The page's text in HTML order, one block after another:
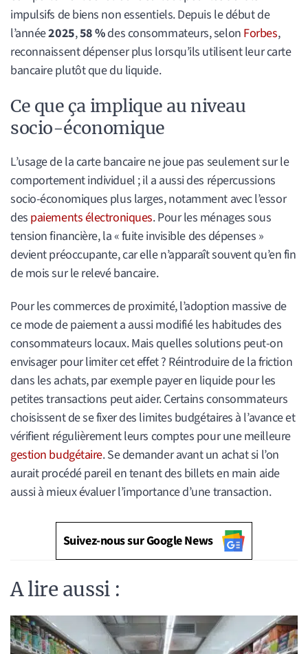
impulsifs de biens non essentiels. Depuis le début de
l’année2025,58 %des consommateurs, selon Forbes,
reconnaissent dépenser plus lorsqu’ils utilisent leur carte
bancaire plutôt que du liquide.
Ce que ça implique au niveau
socio-économique
L’usage de la carte bancaire ne joue pas seulement sur le
comportement individuel ; il a aussi des répercussions
socio-économiques plus larges, notamment avec l’essor
des paiements électroniques. Pour les ménages sous
tension financière, la « fuite invisible des dépenses »
devient préoccupante, car elle n’apparaît souvent qu’en fin
de mois sur le relevé bancaire.
Pour les commerces de proximité, l’adoption massive de
ce mode de paiement a aussi modifié les habitudes des
consommateurs locaux. Mais quelles solutions peut-on
envisager pour limiter cet effet ? Réintroduire de la friction
dans les achats, par exemple payer en liquide pour les
petites transactions peut aider. Certains consommateurs
choisissent de se fixer des limites budgétaires à l’avance et
vérifient régulièrement leurs comptes pour une meilleure
gestion budgétaire. Se demander avant un achat si l’on
aurait procédé pareil en tenant des billets en main aide
aussi à mieux évaluer l’importance d’une transaction.
Suivez-nous sur Google News
A lire aussi :